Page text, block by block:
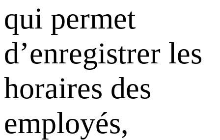
qui permet
d’enregistrer les
horaires des
employés,